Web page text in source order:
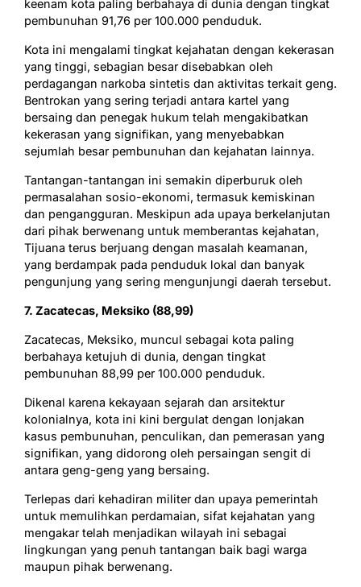
keenam kota paling berbahaya di dunia dengan tingkat
pembunuhan 91,76 per 100.000 penduduk.
Kota ini mengalami tingkat kejahatan dengan kekerasan
yang tinggi, sebagian besar disebabkan oleh
perdagangan narkoba sintetis dan aktivitas terkait geng.
Bentrokan yang sering terjadi antara kartel yang
bersaing dan penegak hukum telah mengakibatkan
kekerasan yang signifikan, yang menyebabkan
sejumlah besar pembunuhan dan kejahatan lainnya.
Tantangan-tantangan ini semakin diperburuk oleh
permasalahan sosio-ekonomi, termasuk kemiskinan
dan pengangguran. Meskipun ada upaya berkelanjutan
dari pihak berwenang untuk memberantas kejahatan,
Tijuana terus berjuang dengan masalah keamanan,
yang berdampak pada penduduk lokal dan banyak
pengunjung yang sering mengunjungi daerah tersebut.
7. Zacatecas, Meksiko (88,99)
Zacatecas, Meksiko, muncul sebagai kota paling
berbahaya ketujuh di dunia, dengan tingkat
pembunuhan 88,99 per 100.000 penduduk.
Dikenal karena kekayaan sejarah dan arsitektur
kolonialnya, kota ini kini bergulat dengan lonjakan
kasus pembunuhan, penculikan, dan pemerasan yang
signifikan, yang didorong oleh persaingan sengit di
antara geng-geng yang bersaing.
Terlepas dari kehadiran militer dan upaya pemerintah
untuk memulihkan perdamaian, sifat kejahatan yang
mengakar telah menjadikan wilayah ini sebagai
lingkungan yang penuh tantangan baik bagi warga
maupun pihak berwenang.